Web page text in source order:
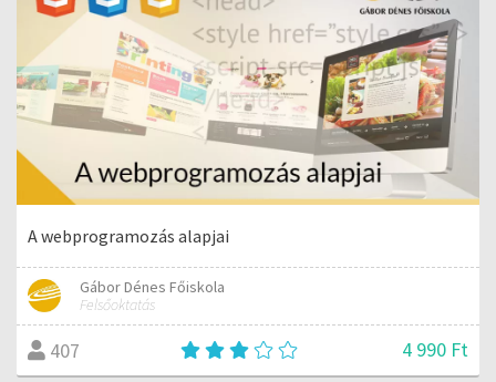
A webprogramozás alapjai
Gábor Dénes Főiskola
Felsőoktatás
407 4 990 Ft